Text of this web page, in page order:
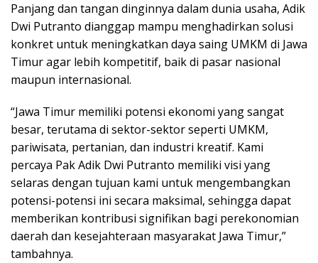
Panjang dan tangan dinginnya dalam dunia usaha, Adik
Dwi Putranto dianggap mampu menghadirkan solusi
konkret untuk meningkatkan daya saing UMKM di Jawa
Timur agar lebih kompetitif, baik di pasar nasional
maupun internasional.
“Jawa Timur memiliki potensi ekonomi yang sangat
besar, terutama di sektor-sektor seperti UMKM,
pariwisata, pertanian, dan industri kreatif. Kami
percaya Pak Adik Dwi Putranto memiliki visi yang
selaras dengan tujuan kami untuk mengembangkan
potensi-potensi ini secara maksimal, sehingga dapat
memberikan kontribusi signifikan bagi perekonomian
daerah dan kesejahteraan masyarakat Jawa Timur,”
tambahnya.